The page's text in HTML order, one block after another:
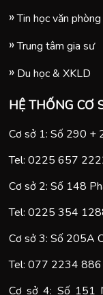
Tin học văn phòng
Trung tâm gia sư
Du học & XKLD
HỆ THỐNG CƠ
Cơ sở 1: Số 290 +
Tel: 0225 657
Cơ sở 2: Số 148
Tel: 0225 354
Cơ sở 3: Số 205A
Tel: 077 2234 886
Cơ sở 4: Số 151